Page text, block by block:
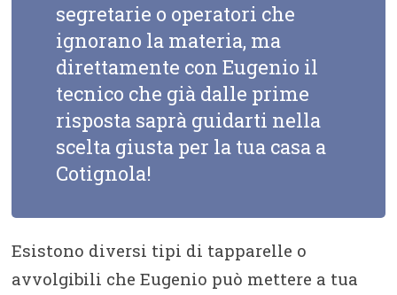
segretarie o operatori che
ignorano la materia, ma
direttamente con Eugenio il
tecnico che già dalle prime
risposta saprà guidarti nella
scelta giusta per la tua casa a
Cotignola!
Esistono diversi tipi di tapparelle o
avvolgibili che Eugenio può mettere a tua